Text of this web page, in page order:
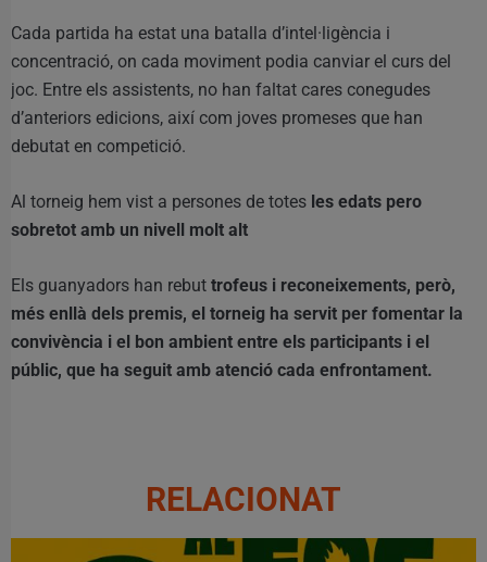
Cada partida ha estat una batalla d’intel·ligència i
concentració, on cada moviment podia canviar el curs del
joc. Entre els assistents, no han faltat cares conegudes
d’anteriors edicions, així com joves promeses que han
debutat en competició.
Al torneig hem vist a persones de totes les edats pero
sobretot amb un nivell molt alt
Els guanyadors han rebut trofeus i reconeixements, però,
més enllà dels premis, el torneig ha servit per fomentar la
convivència i el bon ambient entre els participants i el
públic, que ha seguit amb atenció cada enfrontament.
RELACIONAT